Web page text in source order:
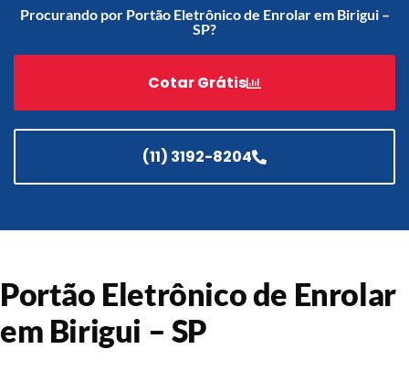
Portão de Garagem de
Enrolar em Teresópolis – RJ
Aldeia – RJ
Portão de Garagem de
Enrolar em São João de
Portão de Garagem de
Enrolar em Rio das Ostras –
RJ
Procurando por Portão Eletrônico de Enrolar em Birigui –
SP?
Cotar Grátis
(11) 3192-8204
Portão Eletrônico de Enrolar
em Birigui – SP